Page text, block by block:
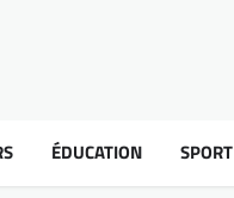
ÉDUCATION SPORT